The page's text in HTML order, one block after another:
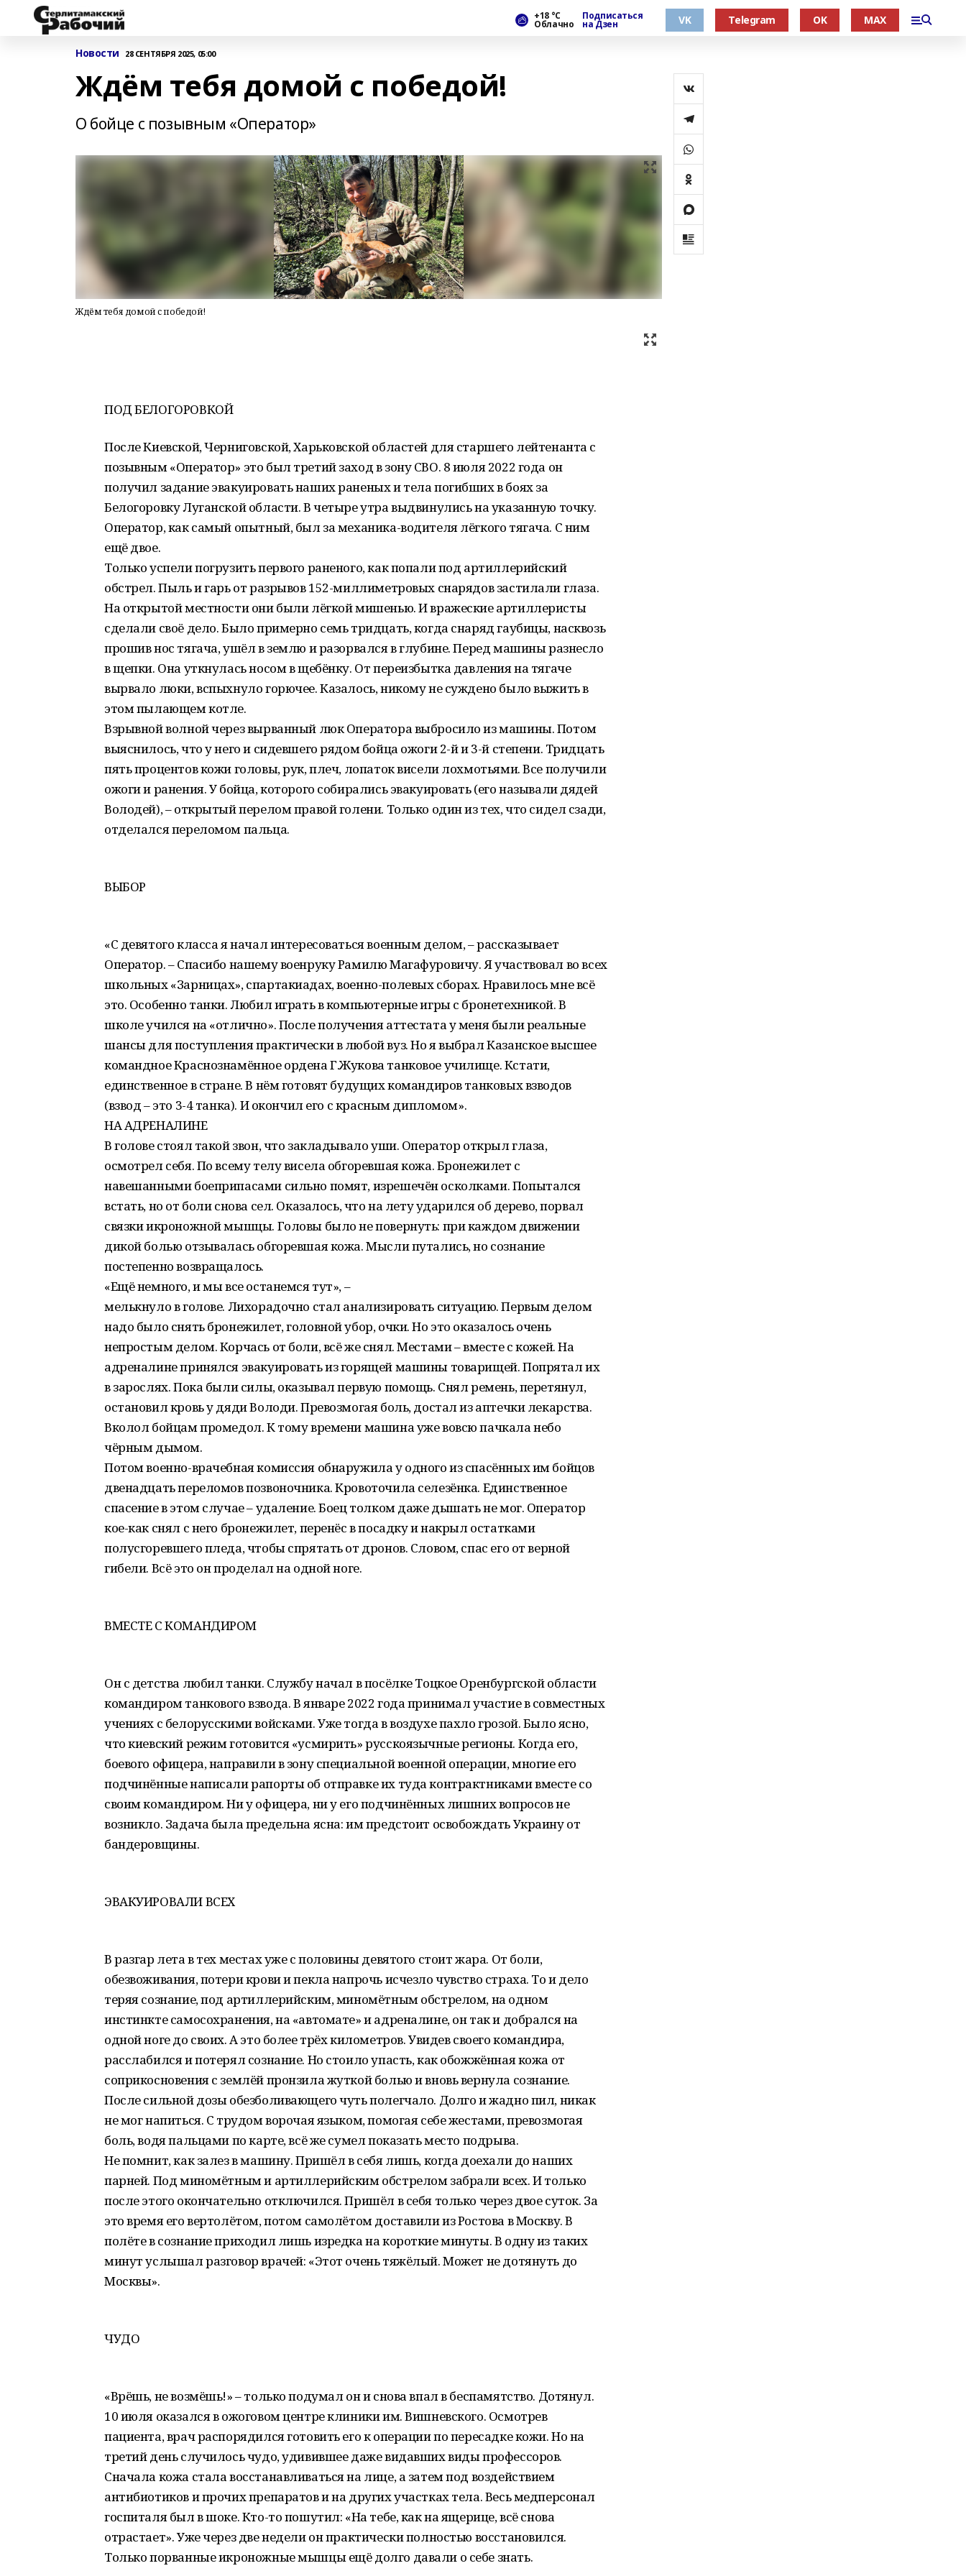
+18 °С
Облачно
Подписаться
на Дзен VK Telegram OK MAX
Новости 28 СЕНТЯБРЯ 2025, 05:00
Ждём тебя домой с победой!
О бойце с позывным «Оператор»
Ждём тебя домой с победой!
ПОД БЕЛОГОРОВКОЙ
После Киевской, Черниговской, Харьковской областей для старшего лейтенанта с
позывным «Оператор» это был третий заход в зону СВО. 8 июля 2022 года он
получил задание эвакуировать наших раненых и тела погибших в боях за
Белогоровку Луганской области. В четыре утра выдвинулись на указанную точку.
Оператор, как самый опытный, был за механика-водителя лёгкого тягача. С ним
ещё двое.
Только успели погрузить первого раненого, как попали под артиллерийский
обстрел. Пыль и гарь от разрывов 152-миллиметровых снарядов застилали глаза.
На открытой местности они были лёгкой мишенью. И вражеские артиллеристы
сделали своё дело. Было примерно семь тридцать, когда снаряд гаубицы, насквозь
прошив нос тягача, ушёл в землю и разорвался в глубине. Перед машины разнесло
в щепки. Она уткнулась носом в щебёнку. От переизбытка давления на тягаче
вырвало люки, вспыхнуло горючее. Казалось, никому не суждено было выжить в
этом пылающем котле.
Взрывной волной через вырванный люк Оператора выбросило из машины. Потом
выяснилось, что у него и сидевшего рядом бойца ожоги 2-й и 3-й степени. Тридцать
пять процентов кожи головы, рук, плеч, лопаток висели лохмотьями. Все получили
ожоги и ранения. У бойца, которого собирались эвакуировать (его называли дядей
Володей), – открытый перелом правой голени. Только один из тех, что сидел сзади,
отделался переломом пальца.
ВЫБОР
«С девятого класса я начал интересоваться военным делом, – рассказывает
Оператор. – Спасибо нашему военруку Рамилю Магафуровичу. Я участвовал во всех
школьных «Зарницах», спартакиадах, военно-полевых сборах. Нравилось мне всё
это. Особенно танки. Любил играть в компьютерные игры с бронетехникой. В
школе учился на «отлично». После получения аттестата у меня были реальные
шансы для поступления практически в любой вуз. Но я выбрал Казанское высшее
командное Краснознамённое ордена Г.Жукова танковое училище. Кстати,
единственное в стране. В нём готовят будущих командиров танковых взводов
(взвод – это 3-4 танка). И окончил его с красным дипломом».
НА АДРЕНАЛИНЕ
В голове стоял такой звон, что закладывало уши. Оператор открыл глаза,
осмотрел себя. По всему телу висела обгоревшая кожа. Бронежилет с
навешанными боеприпасами сильно помят, изрешечён осколками. Попытался
встать, но от боли снова сел. Оказалось, что на лету ударился об дерево, порвал
связки икроножной мышцы. Головы было не повернуть: при каждом движении
дикой болью отзывалась обгоревшая кожа. Мысли путались, но сознание
постепенно возвращалось.
«Ещё немного, и мы все останемся тут», –
мелькнуло в голове. Лихорадочно стал анализировать ситуацию. Первым делом
надо было снять бронежилет, головной убор, очки. Но это оказалось очень
непростым делом. Корчась от боли, всё же снял. Местами – вместе с кожей. На
адреналине принялся эвакуировать из горящей машины товарищей. Попрятал их
в зарослях. Пока были силы, оказывал первую помощь. Снял ремень, перетянул,
остановил кровь у дяди Володи. Превозмогая боль, достал из аптечки лекарства.
Вколол бойцам промедол. К тому времени машина уже вовсю пачкала небо
чёрным дымом.
Потом военно-врачебная комиссия обнаружила у одного из спасённых им бойцов
двенадцать переломов позвоночника. Кровоточила селезёнка. Единственное
спасение в этом случае – удаление. Боец толком даже дышать не мог. Оператор
кое-как снял с него бронежилет, перенёс в посадку и накрыл остатками
полусгоревшего пледа, чтобы спрятать от дронов. Словом, спас его от верной
гибели. Всё это он проделал на одной ноге.
ВМЕСТЕ С КОМАНДИРОМ
Он с детства любил танки. Службу начал в посёлке Тоцкое Оренбургской области
командиром танкового взвода. В январе 2022 года принимал участие в совместных
учениях с белорусскими войсками. Уже тогда в воздухе пахло грозой. Было ясно,
что киевский режим готовится «усмирить» русскоязычные регионы. Когда его,
боевого офицера, направили в зону специальной военной операции, многие его
подчинённые написали рапорты об отправке их туда контрактниками вместе со
своим командиром. Ни у офицера, ни у его подчинённых лишних вопросов не
возникло. Задача была предельна ясна: им предстоит освобождать Украину от
бандеровщины.
ЭВАКУИРОВАЛИ ВСЕХ
В разгар лета в тех местах уже с половины девятого стоит жара. От боли,
обезвоживания, потери крови и пекла напрочь исчезло чувство страха. То и дело
теряя сознание, под артиллерийским, миномётным обстрелом, на одном
инстинкте самосохранения, на «автомате» и адреналине, он так и добрался на
одной ноге до своих. А это более трёх километров. Увидев своего командира,
расслабился и потерял сознание. Но стоило упасть, как обожжённая кожа от
соприкосновения с землёй пронзила жуткой болью и вновь вернула сознание.
После сильной дозы обезболивающего чуть полегчало. Долго и жадно пил, никак
не мог напиться. С трудом ворочая языком, помогая себе жестами, превозмогая
боль, водя пальцами по карте, всё же сумел показать место подрыва.
Не помнит, как залез в машину. Пришёл в себя лишь, когда доехали до наших
парней. Под миномётным и артиллерийским обстрелом забрали всех. И только
после этого окончательно отключился. Пришёл в себя только через двое суток. За
это время его вертолётом, потом самолётом доставили из Ростова в Москву. В
полёте в сознание приходил лишь изредка на короткие минуты. В одну из таких
минут услышал разговор врачей: «Этот очень тяжёлый. Может не дотянуть до
Москвы».
ЧУДО
«Врёшь, не возмёшь!» – только подумал он и снова впал в беспамятство. Дотянул.
10 июля оказался в ожоговом центре клиники им. Вишневского. Осмотрев
пациента, врач распорядился готовить его к операции по пересадке кожи. Но на
третий день случилось чудо, удивившее даже видавших виды профессоров.
Сначала кожа стала восстанавливаться на лице, а затем под воздействием
антибиотиков и прочих препаратов и на других участках тела. Весь медперсонал
госпиталя был в шоке. Кто-то пошутил: «На тебе, как на ящерице, всё снова
отрастает». Уже через две недели он практически полностью восстановился.
Только порванные икроножные мышцы ещё долго давали о себе знать.